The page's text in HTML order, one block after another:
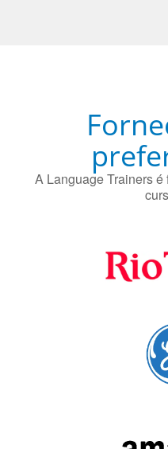
A Language Trainers